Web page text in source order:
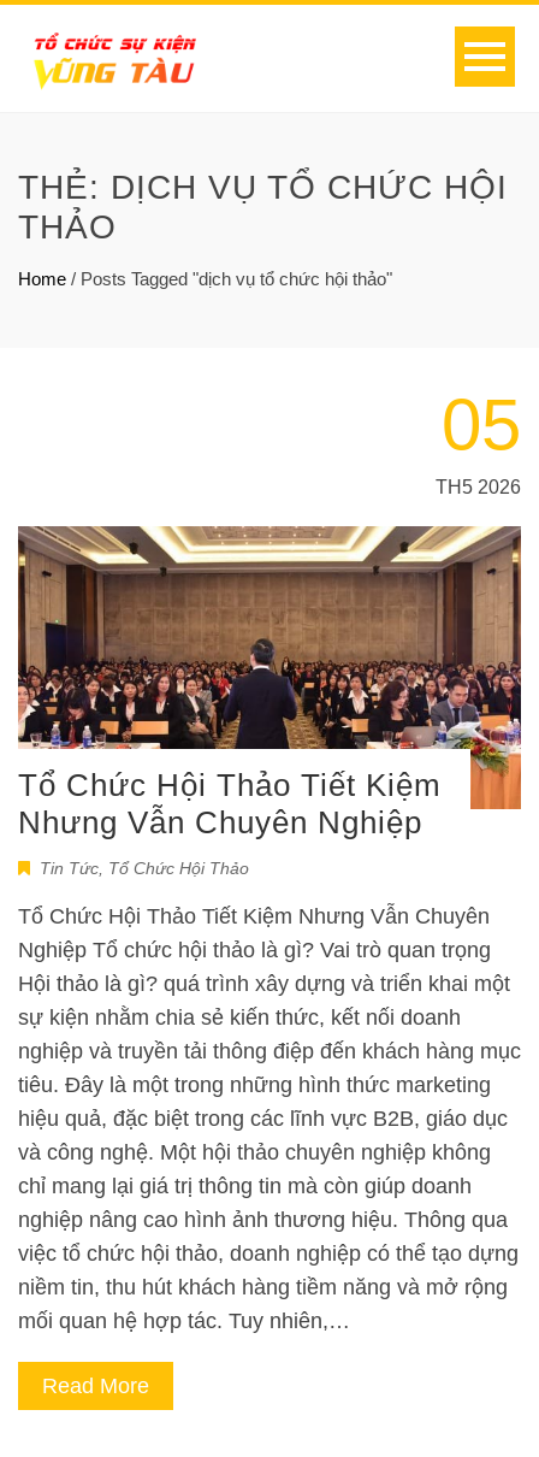
THẺ: DỊCH VỤ TỔ CHỨC HỘI
THẢO
Home / Posts Tagged "dịch vụ tổ chức hội thảo"
05
TH5 2026
Tổ Chức Hội Thảo Tiết Kiệm
Nhưng Vẫn Chuyên Nghiệp
Tin Tức Tổ Chức Hội Thảo
Tổ Chức Hội Thảo Tiết Kiệm Nhưng Vẫn Chuyên
Nghiệp Tổ chức hội thảo là gì? Vai trò quan trọng
Hội thảo là gì? quá trình xây dựng và triển khai một
sự kiện nhằm chia sẻ kiến thức, kết nối doanh
nghiệp và truyền tải thông điệp đến khách hàng mục
tiêu. Đây là một trong những hình thức marketing
hiệu quả, đặc biệt trong các lĩnh vực B2B, giáo dục
và công nghệ. Một hội thảo chuyên nghiệp không
chỉ mang lại giá trị thông tin mà còn giúp doanh
nghiệp nâng cao hình ảnh thương hiệu. Thông qua
việc tổ chức hội thảo, doanh nghiệp có thể tạo dựng
niềm tin, thu hút khách hàng tiềm năng và mở rộng
mối quan hệ hợp tác. Tuy nhiên,…
Read More